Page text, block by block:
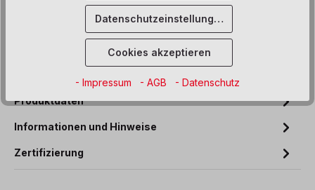
Formschöner und preiswerter Stuhl. Die Schrägstellung der
Beine gewährleistet Kippsicherheit.
Produktdaten
Informationen und Hinweise
Zertifizierung
Datenschutzeinstellungen
Cookies akzeptieren
- Impressum - AGB - Datenschutz